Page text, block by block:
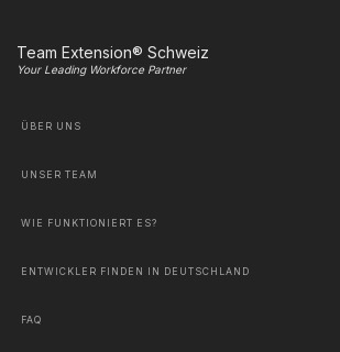
Team Extension® Schweiz
Your Leading Workforce Partner
ÜBER UNS
UNSER TEAM
WIE FUNKTIONIERT ES?
ENTWICKLER FINDEN IN DEUTSCHLAND
FAQ